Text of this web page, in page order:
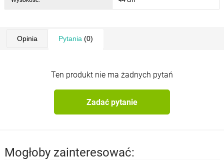
Opinia Pytania (0)
Ten produkt nie ma żadnych pytań
Zadać pytanie
Mogłoby zainteresować: